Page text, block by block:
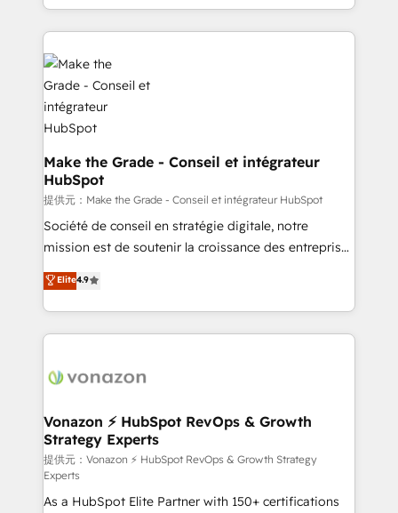
organisation. Cela passe par la compréhension de
vos processus, la fiabilisation de vos données et
l'alignement de vos équipes — avant même d'ouvrir
la plateforme. Nos domaines d'intervention : -
Intégration & paramétrage HubSpot - Migration CRM
& reprise de données - Stratégie RevOps &
alignement Marketing / Sales - Data, reporting &
tableaux de bord - Onboarding, audit &
optimisation - Intégrations métiers (ERP, téléphonie,
e-commerce) - Formation & accompagnement au
changement Nous intervenons auprès des PME, ETI
et grandes entreprises en France et à l'international,
industrie, éducation, banque & assurance, transport
& logistique.
Make the Grade - Conseil et intégrateur
HubSpot
提供元：Make the Grade - Conseil et intégrateur HubSpot
Société de conseil en stratégie digitale, notre
mission est de soutenir la croissance des entreprises
B2B à travers l’acquisition de nouveaux clients,
l'intégration CRM et le développement des revenus
auprès de vos comptes existants. En France et à
l'international, nous travaillons avec des ETI
delà d’une simple transformation digitale et des
➤ L’intégration de CRM et de méthodologie RevOps
pour aligner les équipes marketing, commerciales et
support client (data migration, synchronisation API,
audit et maintenance) ➤ La création de sites internet
de conversion qui transforment les visiteurs en
Elite4.9
Vonazon ⚡ HubSpot RevOps & Growth
Strategy Experts
提供元：Vonazon ⚡ HubSpot RevOps & Growth Strategy
Experts
As a HubSpot Elite Partner with 150+ certifications